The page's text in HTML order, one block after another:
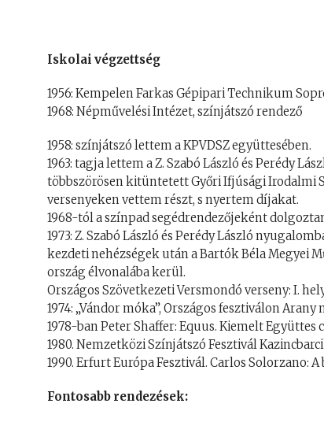
Iskolai végzettség
1956: Kempelen Farkas Gépipari Technikum
1968: Népművelési Intézet, színjátszó rendező
1958: színjátszó lettem a KPVDSZ együttesében.
1963: tagja lettem a Z. Szabó László és Perédy
többszörösen kitüntetett Győri Ifjúsági Irodalmi
versenyeken vettem részt, s nyertem díjakat.
1968-tól a színpad segédrendezőjeként
1973: Z. Szabó László és Perédy László
kezdeti nehézségek után a Bartók Béla Megyei
ország élvonalába kerül.
Országos Szövetkezeti Versmondó verseny: I.
1974: „Vándor móka”, Országos fesztiválon Arany
1978-ban Peter Shaffer: Equus. Kiemelt Együttes
1980. Nemzetközi Színjátszó Fesztivál
1990. Erfurt Európa Fesztivál. Carlos Solorzano:
Fontosabb rendezések: